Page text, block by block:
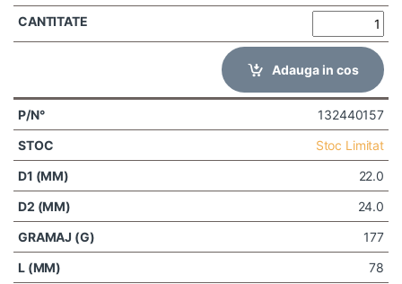
Adauga in cos
132440157
Stoc Limitat
22.0
24.0
177
78